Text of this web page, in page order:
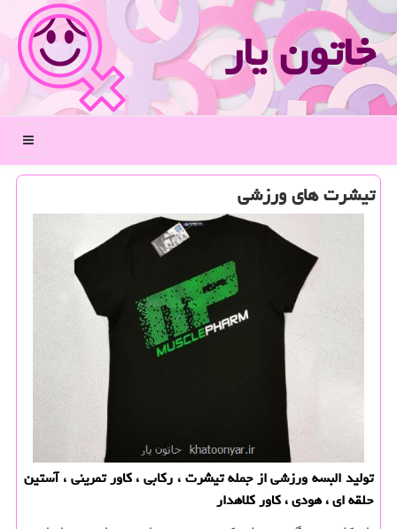
خاتون یار
منو
تیشرت های ورزشی
تولید البسه ورزشی از جمله تیشرت ، ركابی ، كاور تمرینی ، آستین
حلقه ای ، هودی ، كاور كلاهدار